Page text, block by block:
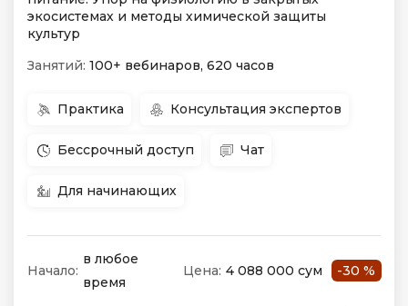
экосистемах и методы химической защиты
культур
Занятий: 100+ вебинаров, 620 часов
Практика Консультация экспертов
Бессрочный доступ Чат
Для начинающих
Начало:
в любое
время
Цена: 4 088 000 сум -30 %